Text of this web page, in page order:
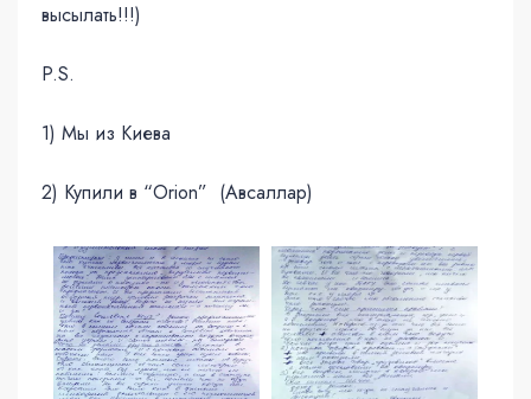
высылать!!!)
P.S.
1) Мы из Киева
2) Купили в “Orion” (Авсаллар)